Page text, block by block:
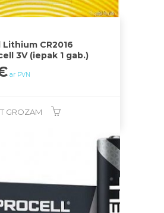
CR2016
3V (iepak 1 gab.)
ar PVN
GROZAM